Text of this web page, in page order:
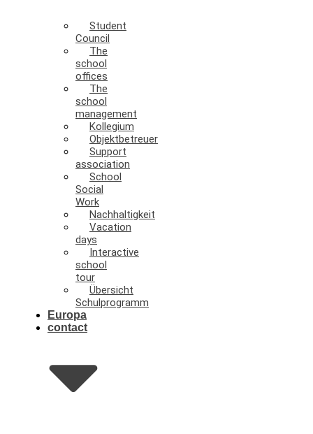
Student
Council
The
school
offices
The
school
management
Kollegium
Objektbetreuer
Support
association
School
Social
Work
Nachhaltigkeit
Vacation
days
Interactive
school
tour
Übersicht
Schulprogramm
Europa
contact